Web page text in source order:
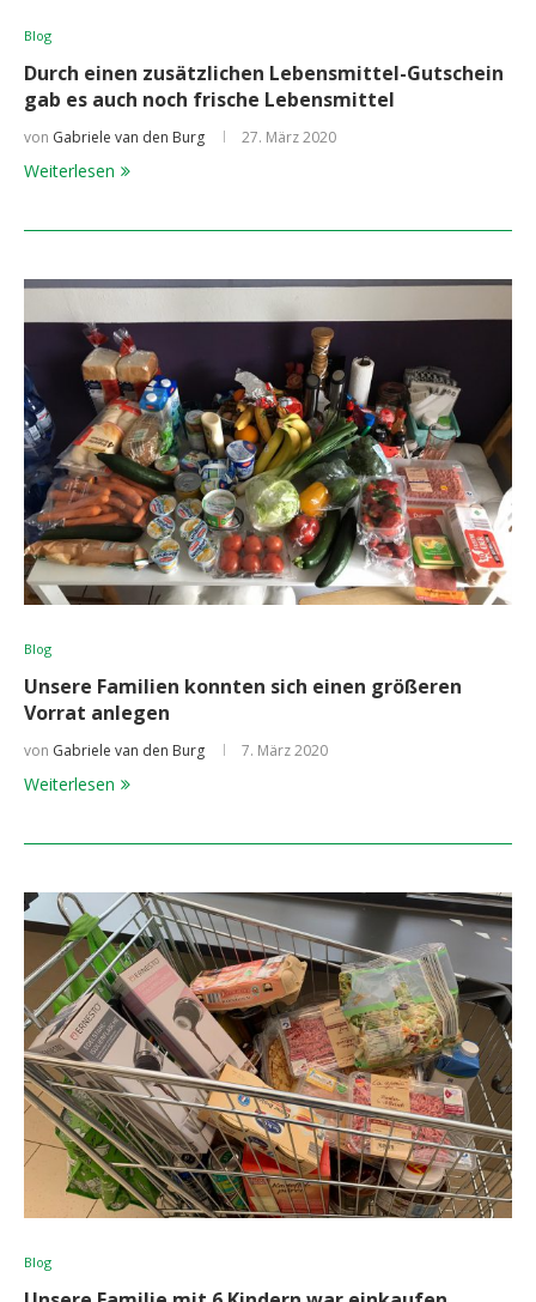
Blog
Durch einen zusätzlichen Lebensmittel-Gutschein
gab es auch noch frische Lebensmittel
von Gabriele van den Burg 27. März 2020
Weiterlesen
Blog
Unsere Familien konnten sich einen größeren
Vorrat anlegen
von Gabriele van den Burg 7. März 2020
Weiterlesen
Blog